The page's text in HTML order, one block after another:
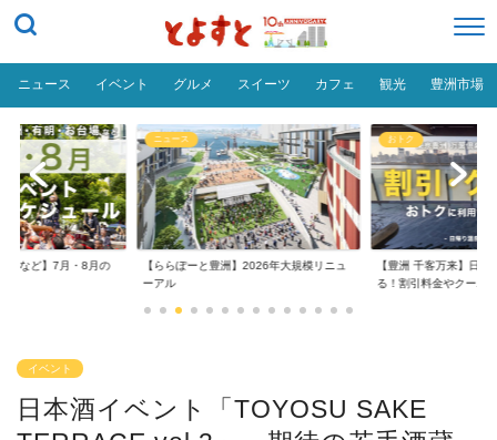
ニュース イベント グルメ スイーツ カフェ 観光 豊洲市場
場など】7月・8月の
ニュース
【ららぽーと豊洲】2026年大規模リニュ
ーアル
おトク
【豊洲 千客万来】日帰
る！割引料金やクーポ...
イベント
日本酒イベント「TOYOSU SAKE